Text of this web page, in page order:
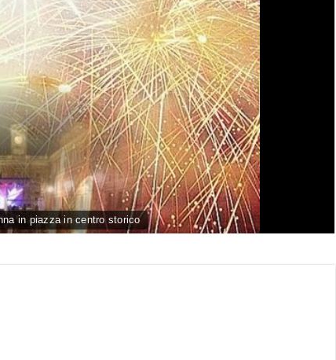
in piazza in centro storico